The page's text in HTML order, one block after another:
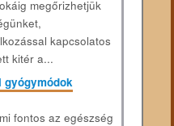
megőrizhetjük
kapcsolatos
kitér a...
fontos az egészség